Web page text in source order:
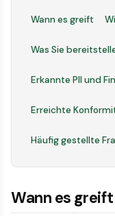
Wann es greift
Was Sie
Erkannte PII und
Erreichte
Häufig gestellte
Wann es greift